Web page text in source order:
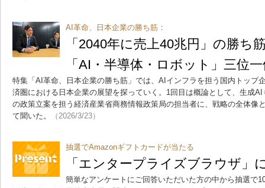
AI革命、日本企業の勝ち筋：
「2040年に売上40兆円」の勝
「AI・半導体・ロボット」三位
特集「AI革命、日本企業の勝ち筋」では、AIインフラを担う国内トップ
済圏における日本企業の展望を探っていく。1回目は概論として、生成
の政策立案を担う経済産業省商務情報政策局の担当者に、戦略の全体像
て聞いた。
（2026/3/23）
抽選でAmazonギフトカードが当たる
「エンタープライズブラウザ」
簡単なアンケートにご回答いただいた方の中から抽選で